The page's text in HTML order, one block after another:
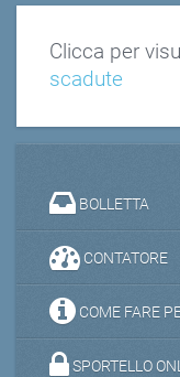
Clicca per
scadute
BOLLETTA
CONTATORE
COME FARE
SPORTELLO